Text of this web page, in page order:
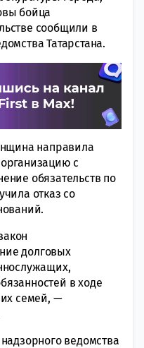
бойца
сообщили в
Татарстана.
направила
с
обязательств по
отказ со
долговых
в ходе
их семей, —
ведомства